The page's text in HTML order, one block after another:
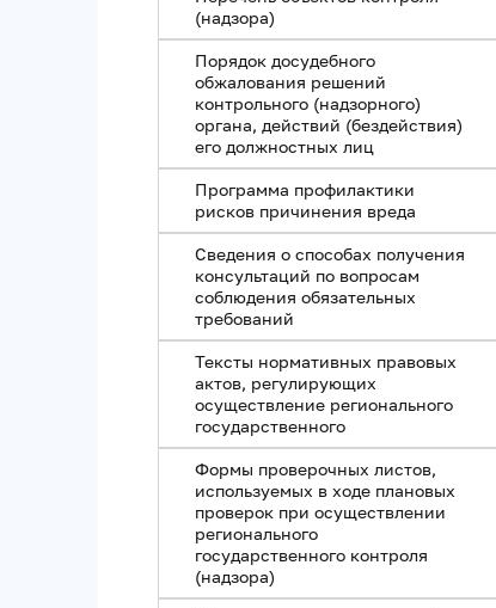
(надзора)
Порядок досудебного
обжалования решений
контрольного (надзорного)
органа, действий (бездействия)
его должностных лиц
Программа профилактики
рисков причинения вреда
Сведения о способах получения
консультаций по вопросам
соблюдения обязательных
требований
Тексты нормативных правовых
актов, регулирующих
осуществление регионального
государственного
Формы проверочных листов,
используемых в ходе плановых
проверок при осуществлении
регионального
государственного контроля
(надзора)